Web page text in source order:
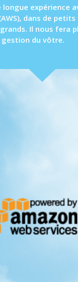
longue expérience
dans de
Il nous fera
du vôtre.